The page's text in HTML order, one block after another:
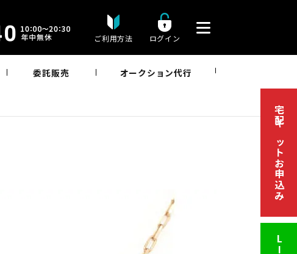
ご利用方法 ログイン
委託販売 オークション代行
宅配キットお申込み